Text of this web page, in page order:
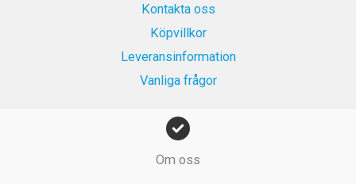
Kontakta oss
Köpvillkor
Leveransinformation
Vanliga frågor
Om oss